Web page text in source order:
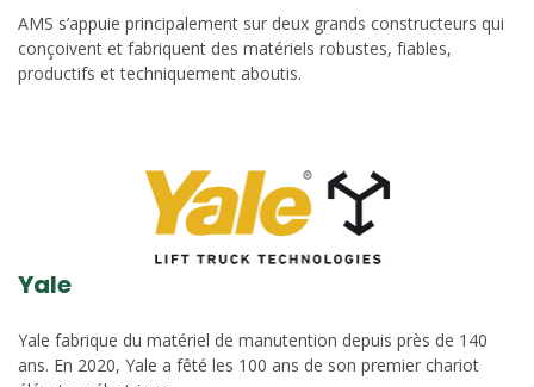
AMS s’appuie principalement sur deux grands constructeurs qui
conçoivent et fabriquent des matériels robustes, fiables,
productifs et techniquement aboutis.
Yale
Yale fabrique du matériel de manutention depuis près de 140
ans. En 2020, Yale a fêté les 100 ans de son premier chariot